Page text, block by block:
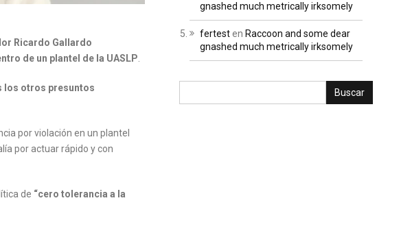
Ricardo Gallardo
de un plantel de la UASLP
los otros presuntos
por violación en un plantel
por actuar rápido y con
de “cero tolerancia a la
gnashed much metrically irksomely
fertesten Raccoon and some dear
gnashed much metrically irksomely